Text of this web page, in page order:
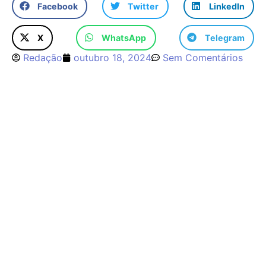
Facebook Twitter LinkedIn
X WhatsApp Telegram
Redação outubro 18, 2024 Sem Comentários